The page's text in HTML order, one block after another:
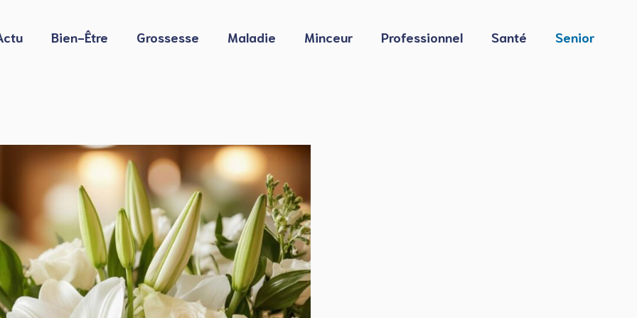
Bien-Être Grossesse Maladie Minceur Professionnel Santé Senior